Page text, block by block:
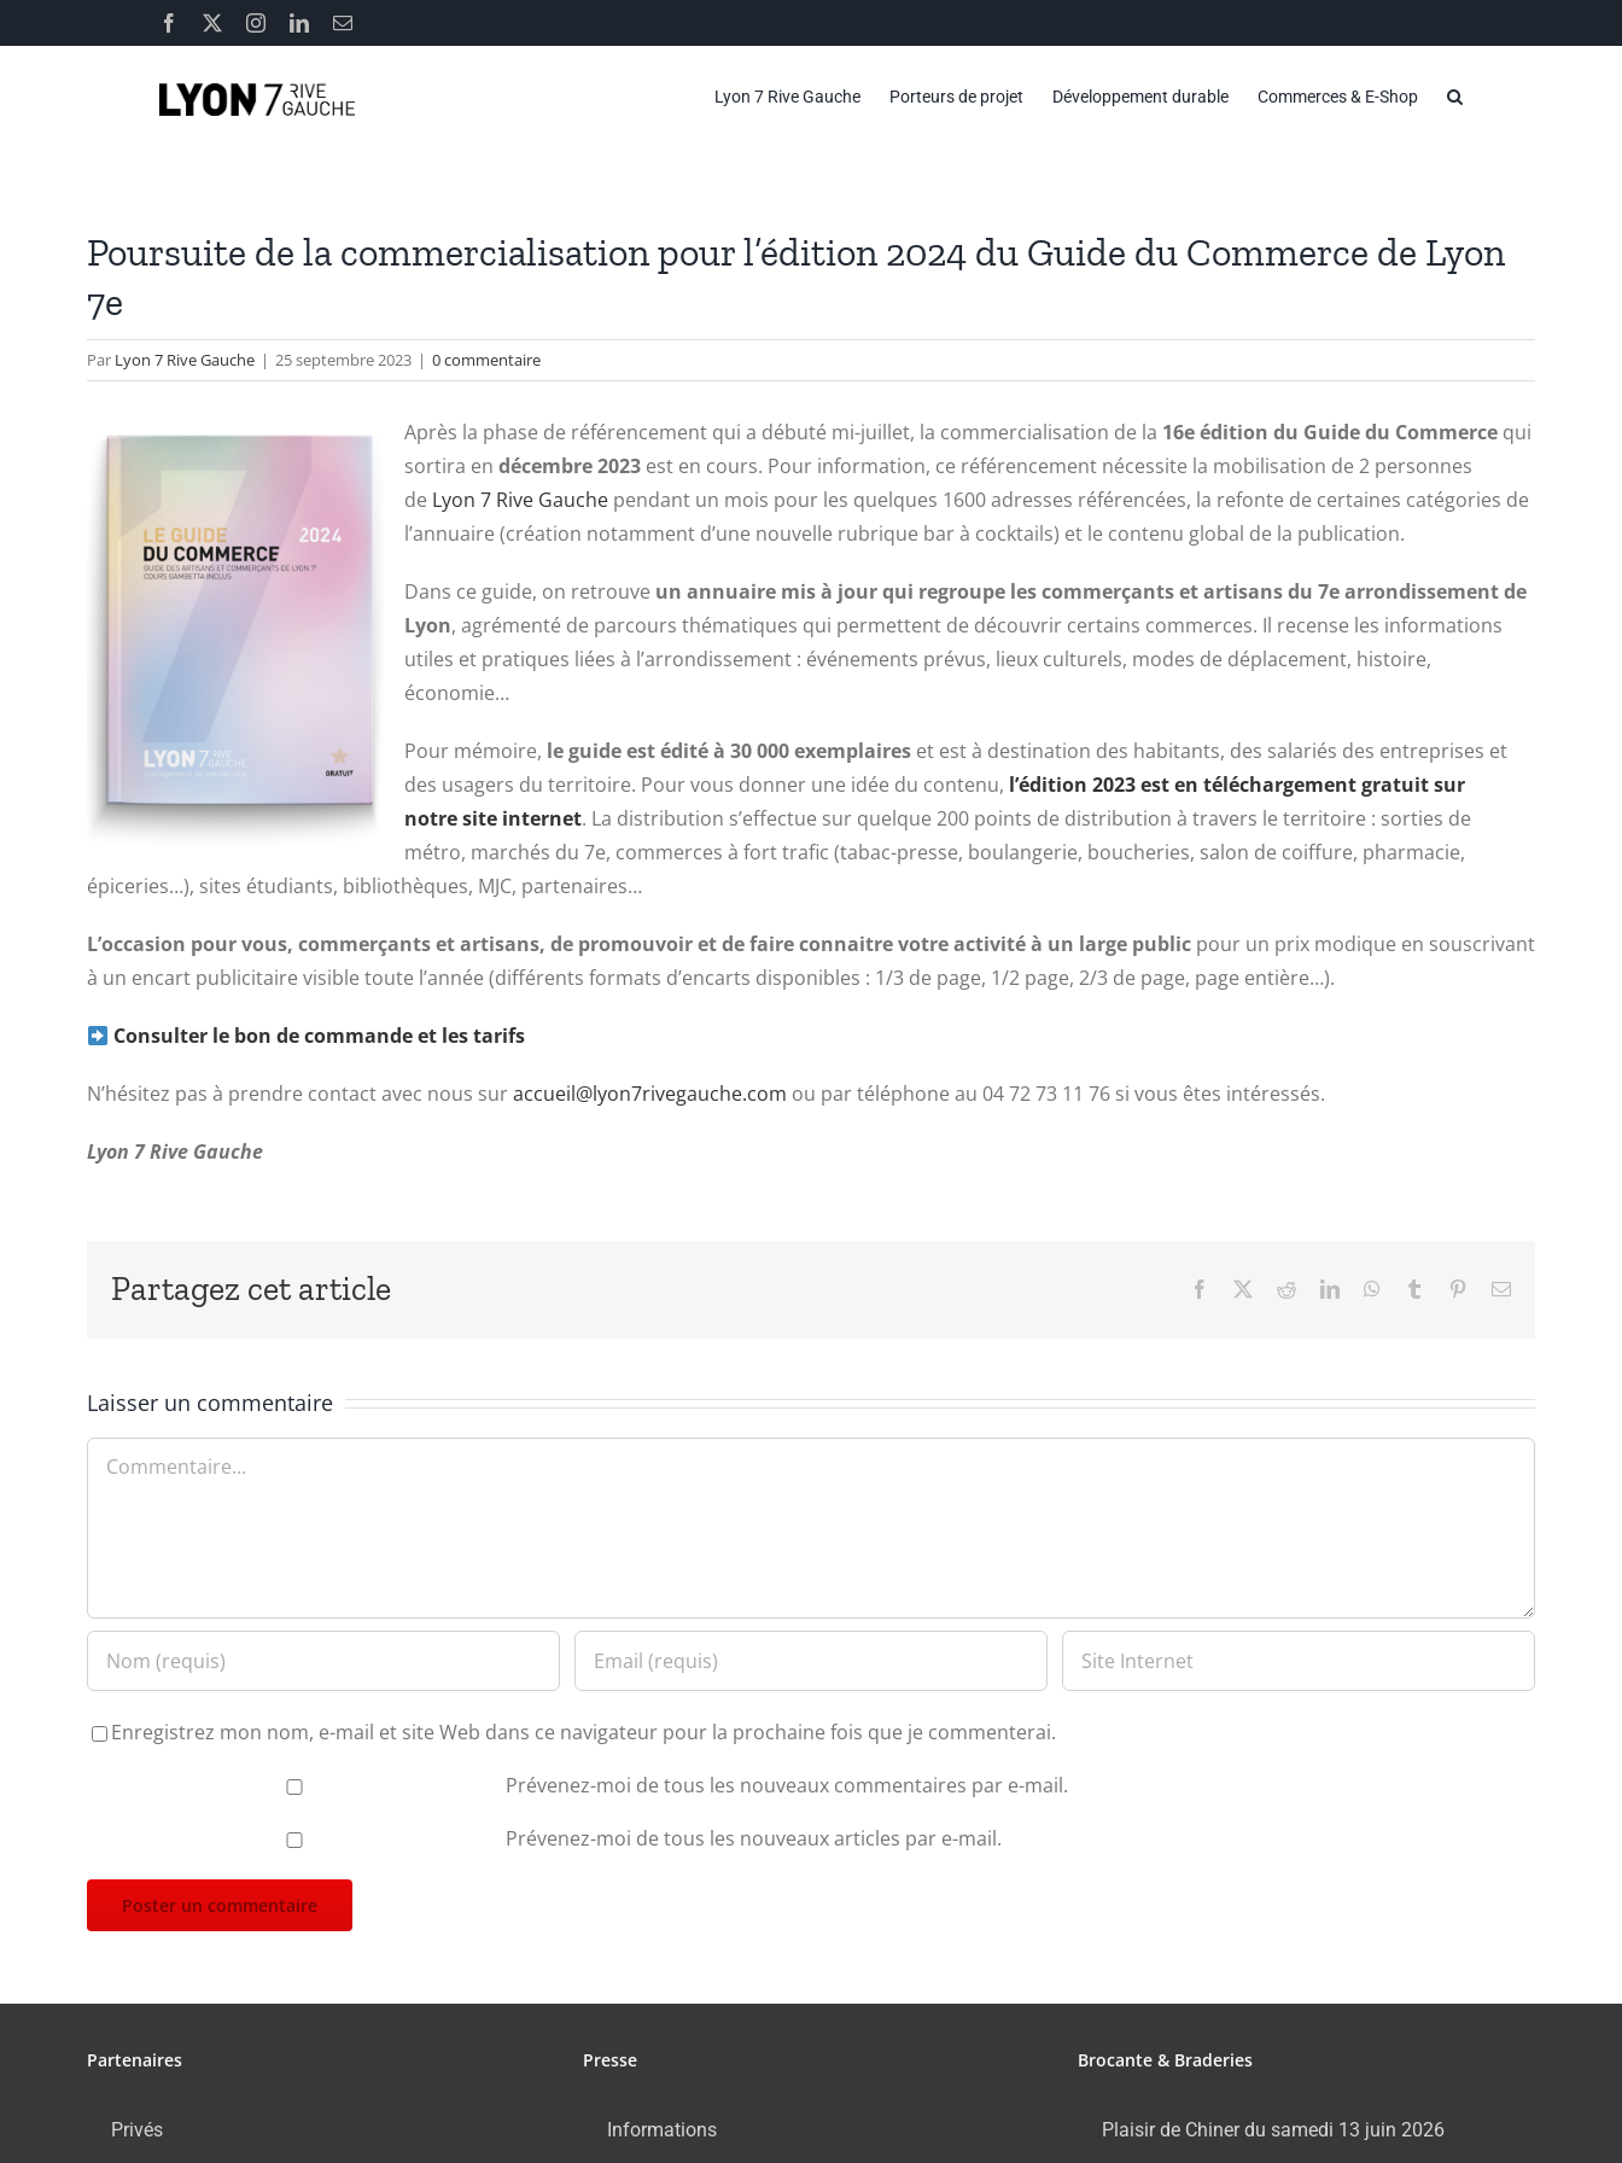
au
Facebook InstagramLinkedInEmail
Lyon 7 Rive Gauche Porteurs de projet Développement durable Commerces & E-Shop
Poursuite de la commercialisation pour l’édition 2024 du Guide du Commerce de Lyon
7e
Par Lyon 7 Rive Gauche | 25 septembre 2023 | 0 commentaire
Après la phase de référencement qui a débuté mi-juillet, la commercialisation de la 16e édition du Guide du Commerce qui
sortira en décembre 2023 est en cours. Pour information, ce référencement nécessite la mobilisation de 2 personnes
de Lyon 7 Rive Gauche pendant un mois pour les quelques 1600 adresses référencées, la refonte de certaines catégories de
l’annuaire (création notamment d’une nouvelle rubrique bar à cocktails) et le contenu global de la publication.
Dans ce guide, on retrouve un annuaire mis à jour qui regroupe les commerçants et artisans du 7e arrondissement de
Lyon, agrémenté de parcours thématiques qui permettent de découvrir certains commerces. Il recense les informations
utiles et pratiques liées à l’arrondissement : événements prévus, lieux culturels, modes de déplacement, histoire,
économie…
Pour mémoire, le guide est édité à 30 000 exemplaires et est à destination des habitants, des salariés des entreprises et
des usagers du territoire. Pour vous donner une idée du contenu, l’édition 2023 est en téléchargement gratuit sur
notre site internet. La distribution s’effectue sur quelque 200 points de distribution à travers le territoire : sorties de
métro, marchés du 7e, commerces à fort trafic (tabac-presse, boulangerie, boucheries, salon de coiffure, pharmacie,
épiceries…), sites étudiants, bibliothèques, MJC, partenaires…
L’occasion pour vous, commerçants et artisans, de promouvoir et de faire connaitre votre activité à un large public pour un prix modique en souscrivant
à un encart publicitaire visible toute l’année (différents formats d’encarts disponibles : 1/3 de page, 1/2 page, 2/3 de page, page entière…).
Consulter le bon de commande et les tarifs
N’hésitez pas à prendre contact avec nous suraccueil@lyon7rivegauche.com ou par téléphone au 04 72 73 11 76 si vous êtes intéressés.
Lyon 7 Rive Gauche
Partagez cet article Facebook RedditLinkedInWhatsApp
Tumblr PinterestEmail
Laisser un commentaire
Commentaire
Enregistrez mon nom, e-mail et site Web dans ce navigateur pour la prochaine fois que je commenterai.
Prévenez-moi de tous les nouveaux commentaires par e-mail.
Prévenez-moi de tous les nouveaux articles par e-mail.
Partenaires
Privés
Presse
Informations
Brocante & Braderies
Plaisir de Chiner du samedi 13 juin 2026